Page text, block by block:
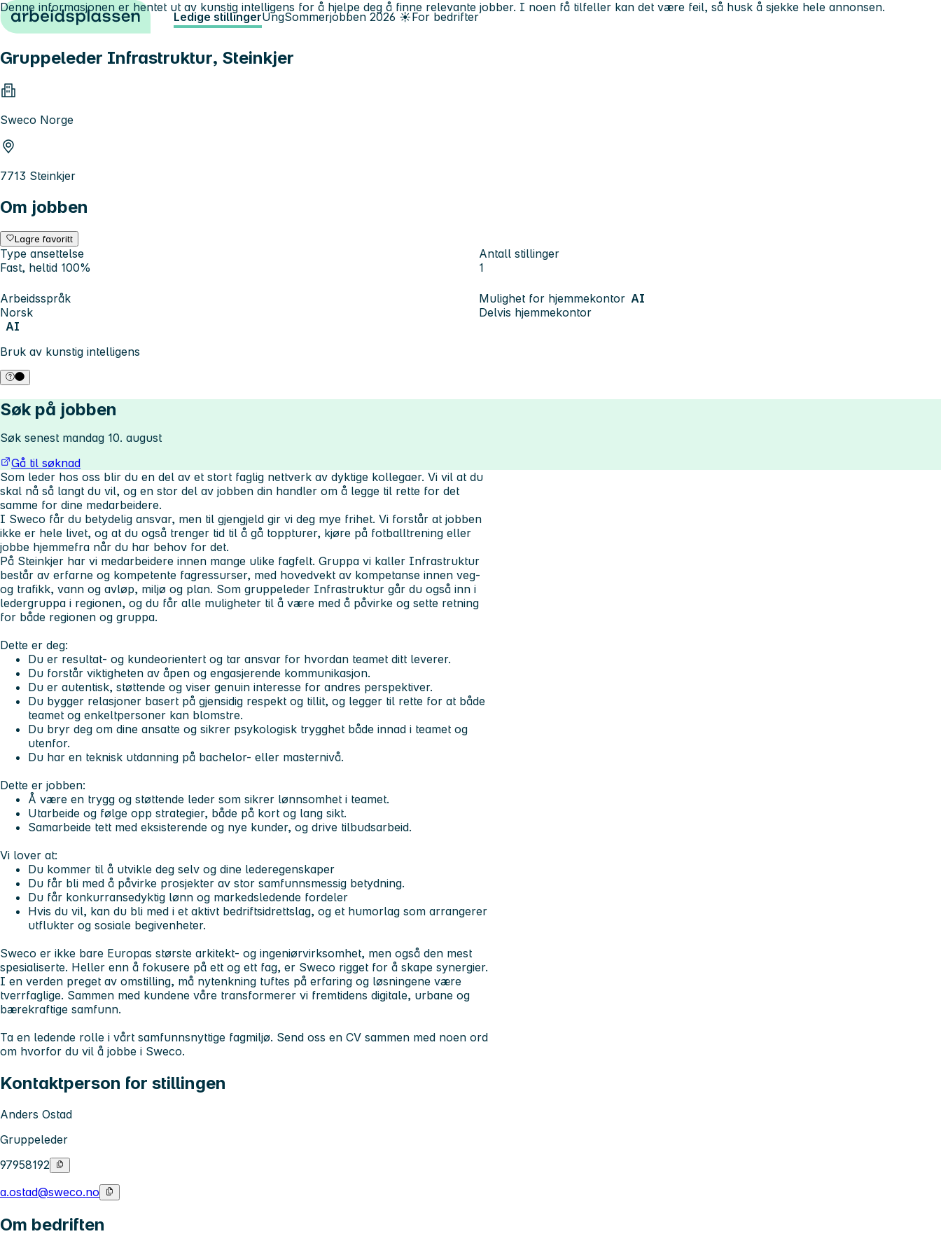
Hopp til innhold Ledige stillingerUngSommerjobben 2026 ☀️For bedrifter
Gruppeleder Infrastruktur, Steinkjer
Sweco Norge
7713 Steinkjer
Om jobben
Lagre favoritt
Type ansettelse
Fast, heltid 100%
Antall stillinger
1
Arbeidsspråk
Norsk
Mulighet for hjemmekontor AI
Delvis hjemmekontor
AI
Bruk av kunstig intelligens
Denne informasjonen er hentet ut av kunstig intelligens for å hjelpe deg å finne relevante jobber. I noen få tilfeller kan det være feil, så husk å sjekke hele annonsen.
Søk på jobben
Søk senest mandag 10. august
Gå til søknad
Som leder hos oss blir du en del av et stort faglig nettverk av dyktige kollegaer. Vi vil at du
skal nå så langt du vil, og en stor del av jobben din handler om å legge til rette for det
samme for dine medarbeidere.
I Sweco får du betydelig ansvar, men til gjengjeld gir vi deg mye frihet. Vi forstår at jobben
ikke er hele livet, og at du også trenger tid til å gå toppturer, kjøre på fotballtrening eller
jobbe hjemmefra når du har behov for det.
På Steinkjer har vi medarbeidere innen mange ulike fagfelt. Gruppa vi kaller Infrastruktur
består av erfarne og kompetente fagressurser, med hovedvekt av kompetanse innen veg-
og trafikk, vann og avløp, miljø og plan. Som gruppeleder Infrastruktur går du også inn i
ledergruppa i regionen, og du får alle muligheter til å være med å påvirke og sette retning
for både regionen og gruppa.
Dette er deg:
Du er resultat- og kundeorientert og tar ansvar for hvordan teamet ditt leverer.
Du forstår viktigheten av åpen og engasjerende kommunikasjon.
Du er autentisk, støttende og viser genuin interesse for andres perspektiver.
Du bygger relasjoner basert på gjensidig respekt og tillit, og legger til rette for at både
teamet og enkeltpersoner kan blomstre.
Du bryr deg om dine ansatte og sikrer psykologisk trygghet både innad i teamet og
utenfor.
Du har en teknisk utdanning på bachelor- eller masternivå.
Dette er jobben:
Å være en trygg og støttende leder som sikrer lønnsomhet i teamet.
Utarbeide og følge opp strategier, både på kort og lang sikt.
Samarbeide tett med eksisterende og nye kunder, og drive tilbudsarbeid.
Vi lover at:
Du kommer til å utvikle deg selv og dine lederegenskaper
Du får bli med å påvirke prosjekter av stor samfunnsmessig betydning.
Du får konkurransedyktig lønn og markedsledende fordeler
Hvis du vil, kan du bli med i et aktivt bedriftsidrettslag, og et humorlag som arrangerer
utflukter og sosiale begivenheter.
Sweco er ikke bare Europas største arkitekt- og ingeniørvirksomhet, men også den mest
spesialiserte. Heller enn å fokusere på ett og ett fag, er Sweco rigget for å skape synergier.
I en verden preget av omstilling, må nytenkning tuftes på erfaring og løsningene være
tverrfaglige. Sammen med kundene våre transformerer vi fremtidens digitale, urbane og
bærekraftige samfunn.
Ta en ledende rolle i vårt samfunnsnyttige fagmiljø. Send oss en CV sammen med noen ord
om hvorfor du vil å jobbe i Sweco.
Kontaktperson for stillingen
Anders Ostad
Gruppeleder
97958192
a.ostad@sweco.no
Om bedriften